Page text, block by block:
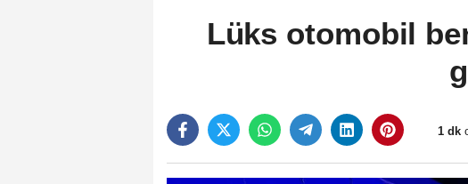
Lüks otomobil
1 dk